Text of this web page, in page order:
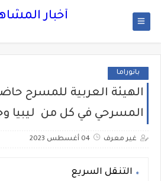
أخبار
بانوراما
الهيئة العربية للمسرح
المسرحي في كل من ليبيا
غير معرف 04 أغسطس 2023
التنقل السريع